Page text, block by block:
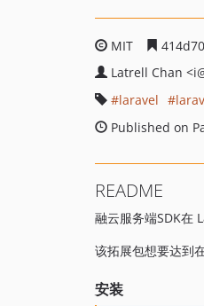
MIT
Latrell Chan <i
laravel
Published on
README
融云服务端SDK在
该拓展包想要达到
安装